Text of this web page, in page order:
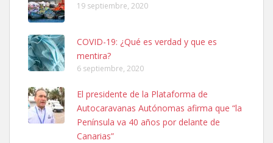
SHIBA PERDIDO AVDA JOSE MESA Y LOPEZ
PERRO MACHO RAZA SHIBA CON MICROCHIP PERDIDO HOY
06/07/2025 ZONA MESA Y LOPEZ. ES MUY ASUSTADIZO
Leales.org » Gran Canaria
6.7.2025
19 septiembre, 2020
COVID-19: ¿Qué es verdad y que es
mentira?
6 septiembre, 2020
El presidente de la Plataforma de
Autocaravanas Autónomas afirma que “la
Península va 40 años por delante de
Canarias”